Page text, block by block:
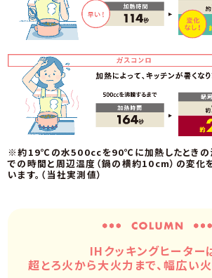
※約19℃の水500ccを90℃に加熱したときの
での時間と周辺温度（鍋の横約10cm）の変化
います。（当社実測値）
IHクッキングヒーター
超とろ火から大火力まで、幅広い